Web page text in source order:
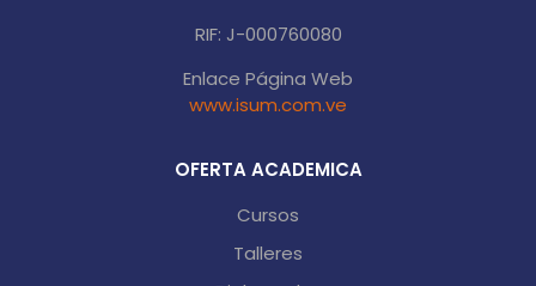
RIF: J-000760080
Enlace Página Web
www.isum.com.ve
OFERTA ACADEMICA
Cursos
Talleres